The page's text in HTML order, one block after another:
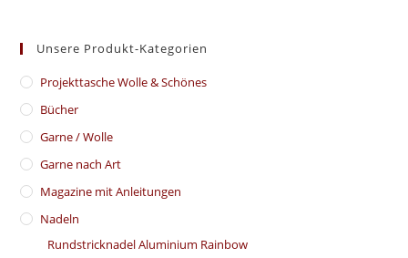
Unsere Produkt-Kategorien
​Projekttasche Wolle & Schönes
Bücher
Garne / Wolle
Garne nach Art
Magazine mit Anleitungen
Nadeln
Rundstricknadel Aluminium Rainbow